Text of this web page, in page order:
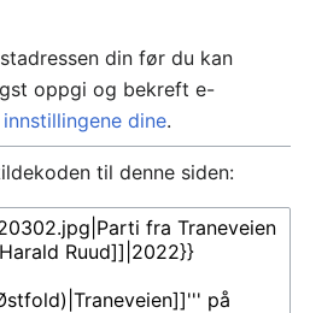
din før du kan
oppgi og bekreft e-
innstillingene dine.
til denne siden: